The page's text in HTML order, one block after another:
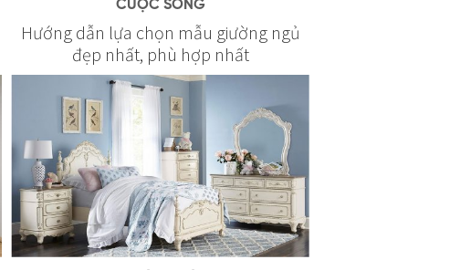
CUỘC SỐNG
Hướng dẫn lựa chọn mẫu giường ngủ
đẹp nhất, phù hợp nhất